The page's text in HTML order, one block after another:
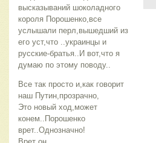
высказываний шоколадного
короля Порошенко,все
услышали перл,вышедший из
его уст,что ..украинцы и
русские-братья..И вот,что я
думаю по этому поводу..
Все так просто и,как говорит
наш Путин,прозрачно,
Это новый ход,может
конем..Порошенко
врет..Однозначно!